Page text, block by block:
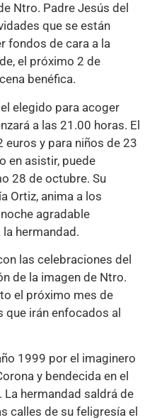
Ntro. Padre Jesús del
que se están
fondos de cara a la
el próximo 2 de
benéfica.
elegido para acoger
a las 21.00 horas. El
y para niños de 23
en asistir, puede
28 de octubre. Su
Ortiz, anima a los
agradable
hermandad.
las celebraciones del
de la imagen de Ntro.
el próximo mes de
irán enfocados al
1999 por el imaginero
y bendecida en el
La hermandad saldrá de
calles de su feligresía el